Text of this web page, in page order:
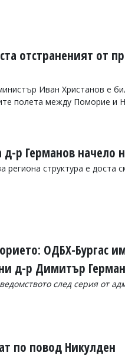
отстраненият от
Иван Христанов е
полета между Поморие и
р Германов начело
региона структура е доста
ОДБХ-Бургас
д-р Димитър
след серия от
по повод Никулден